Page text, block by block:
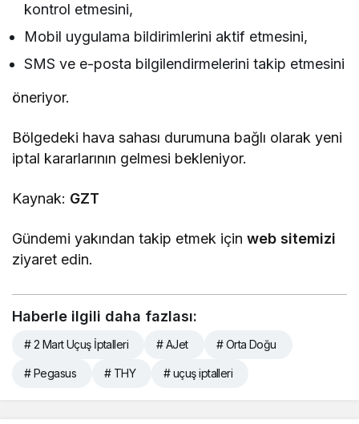
kontrol etmesini,
Mobil uygulama bildirimlerini aktif etmesini,
SMS ve e-posta bilgilendirmelerini takip etmesini
öneriyor.
Bölgedeki hava sahası durumuna bağlı olarak yeni
iptal kararlarının gelmesi bekleniyor.
Kaynak: GZT
Gündemi yakından takip etmek içinweb sitemizi
ziyaret edin.
Haberle ilgili daha fazlası:
# 2 Mart Uçuş İptalleri # AJet # Orta Doğu
# Pegasus # THY # uçuş iptalleri